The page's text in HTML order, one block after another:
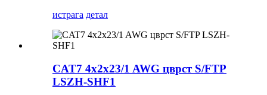
истрага детал
CAT7 4x2x23/1 AWG цврст S/FTP
LSZH-SHF1